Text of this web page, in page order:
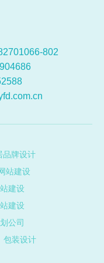
802
品牌设计
站建设
建设
建设
公司
包装设计